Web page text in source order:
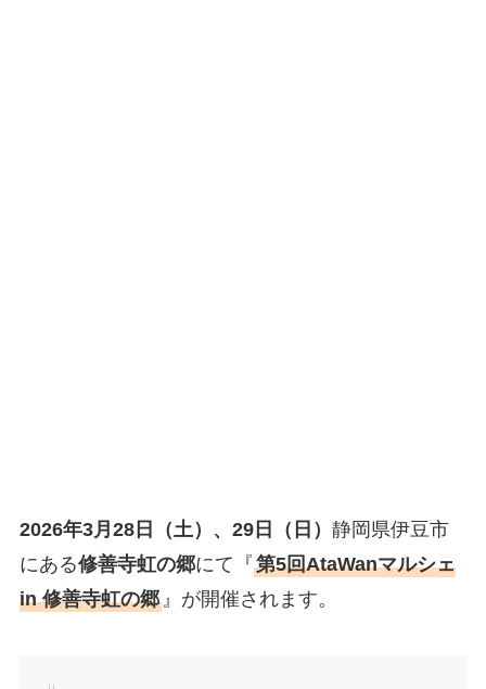
2026年3月28日（土）、29日（日） 静岡県伊豆市
にある修善寺虹の郷にて『第5回AtaWanマルシェ
in 修善寺虹の郷』が開催されます。